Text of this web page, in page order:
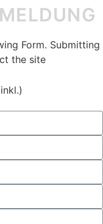
Form. Submitting
the site